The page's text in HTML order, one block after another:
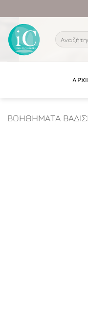
στο
περιεχόμενο
Αναζήτηση
για:
ΒΟΗΘΗΜΑΤΑ